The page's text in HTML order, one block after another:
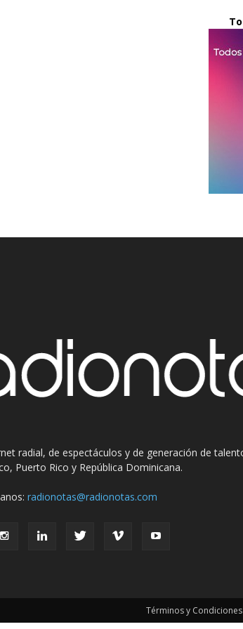
radial, de espectáculos y de generación de
Puerto Rico y República Dominicana.
radionotas@radionotas.com
Términos y